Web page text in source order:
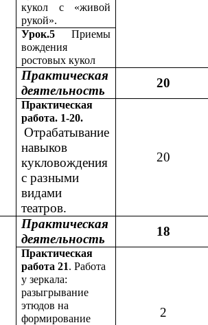
кукол с «живой
рукой».
Урок.5 Приемы
вождения
ростовых кукол
Практическая
деятельность
20
Практическая
работа. 1-20.
Отрабатывание
навыков
кукловождения
с разными
видами
театров.
20
Практическая
деятельность
18
Практическая
работа 21. Работа
у зеркала:
разыгрывание
этюдов на
формирование
2